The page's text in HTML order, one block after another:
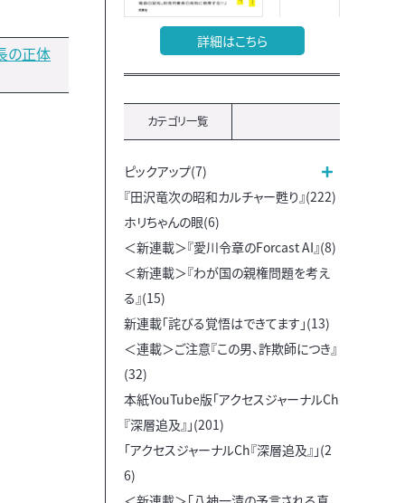
の正体
詳細はこちら
カテゴリ一覧
ピックアップ(7)
『田沢竜次の昭和カルチャー甦り』(222)
ホリちゃんの眼(6)
＜新連載＞『愛川令章のForcast AI』(8)
＜新連載＞『わが国の親権問題を考え
る』(15)
新連載「詫びる覚悟はできてます」(13)
＜連載＞ご注意『この男、詐欺師につき』
(32)
本紙YouTube版「アクセスジャーナルCh
『深層追及』」(201)
「アクセスジャーナルCh『深層追及』」(2
6)